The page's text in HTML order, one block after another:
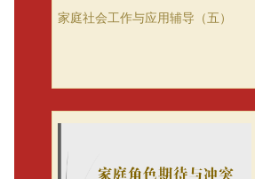
家庭社会工作与应用辅导（五）